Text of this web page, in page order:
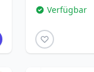
Verfügbar